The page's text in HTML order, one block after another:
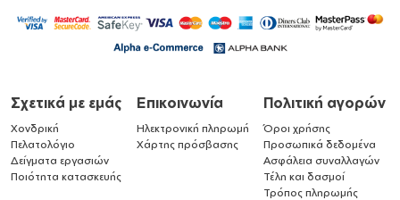
Σχετικά με εμάς
Χονδρική
Πελατολόγιο
Δείγματα εργασιών
Ποιότητα κατασκευής
Επικοινωνία
Ηλεκτρονική πληρωμή
Χάρτης πρόσβασης
Πολιτική αγορών
Όροι χρήσης
Προσωπικά δεδομένα
Ασφάλεια συναλλαγών
Τέλη και δασμοί
Τρόπος πληρωμής